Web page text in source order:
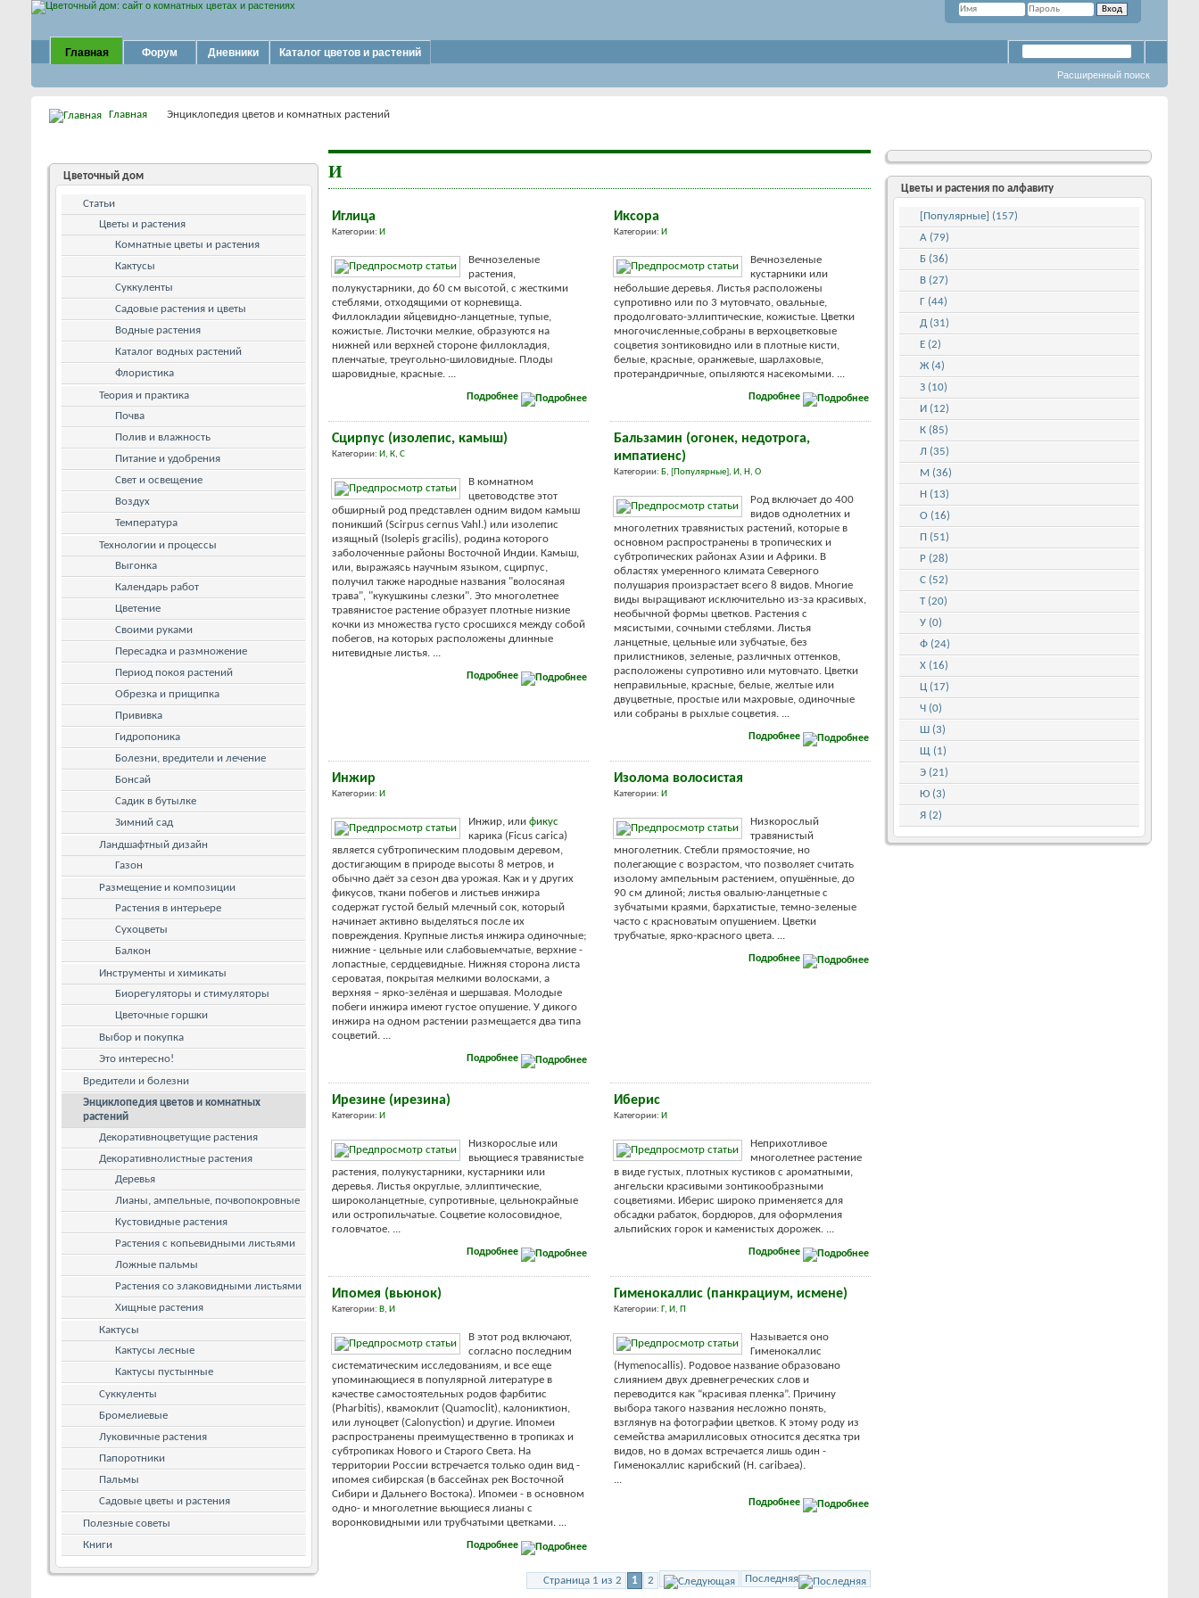
Главная Форум Дневники Каталог цветов и растений
Расширенный поиск
Главная Энциклопедия цветов и комнатных растений
И
Иглица
Категории: И
Вечнозеленые
растения,
полукустарники, до 60 см высотой, с жесткими
стеблями, отходящими от корневища.
Филлокладии яйцевидно-ланцетные, тупые,
кожистые. Листочки мелкие, образуются на
нижней или верхней стороне филлокладия,
пленчатые, треугольно-шиловидные. Плоды
шаровидные, красные. ...
Подробнее
Иксора
Категории: И
Вечнозеленые
кустарники или
небольшие деревья. Листья расположены
супротивно или по 3 мутовчато, овальные,
продолговато-эллиптические, кожистые. Цветки
многочисленные,собраны в верхоцветковые
соцветия зонтиковидно или в плотные кисти,
белые, красные, оранжевые, шарлаховые,
протерандричные, опыляются насекомыми. ...
Подробнее
Сцирпус (изолепис, камыш)
Категории: И, К, С
В комнатном
цветоводстве этот
обширный род представлен одним видом камыш
поникший (Scirpus сеrnus Vahl.) или изолепис
изящный (Isolepis gracilis), родина которого
заболоченные районы Восточной Индии. Камыш,
или, выражаясь научным языком, сцирпус,
получил также народные названия "волосяная
трава", "кукушкины слезки". Это многолетнее
травянистое растение образует плотные низкие
кочки из множества густо сросшихся между собой
побегов, на которых расположены длинные
нитевидные листья. ...
Подробнее
Бальзамин (огонек, недотрога,
импатиенс)
Категории: Б, [Популярные], И, Н, О
Род включает до 400
видов однолетних и
многолетних травянистых растений, которые в
основном распространены в тропических и
субтропических районах Азии и Африки. В
областях умеренного климата Северного
полушария произрастает всего 8 видов. Многие
виды выращивают исключительно из-за красивых,
необычной формы цветков. Растения с
мясистыми, сочными стеблями. Листья
ланцетные, цельные или зубчатые, без
прилистников, зеленые, различных оттенков,
расположены супротивно или мутовчато. Цветки
неправильные, красные, белые, желтые или
двуцветные, простые или махровые, одиночные
или собраны в рыхлые соцветия. ...
Подробнее
Инжир
Категории: И
Инжир, или фикус
карика (Ficus carica)
является субтропическим плодовым деревом,
достигающим в природе высоты 8 метров, и
обычно даёт за сезон два урожая. Как и у других
фикусов, ткани побегов и листьев инжира
содержат густой белый млечный сок, который
начинает активно выделяться после их
повреждения. Крупные листья инжира одиночные;
нижние - цельные или слабовыемчатые, верхние -
лопастные, сердцевидные. Нижняя сторона листа
сероватая, покрытая мелкими волосками, а
верхняя – ярко-зелёная и шершавая. Молодые
побеги инжира имеют густое опушение. У дикого
инжира на одном растении размещается два типа
соцветий. ...
Подробнее
Изолома волосистая
Категории: И
Низкорослый
травянистый
многолетник. Стебли прямостоячие, но
полегающие с возрастом, что позволяет считать
изолому ампельным растением, опушённые, до
90 см длиной; листья овалыю-ланцетные с
зубчатыми краями, бархатистые, темно-зеленые
часто с красноватым опушением. Цветки
трубчатые, ярко-красного цвета. ...
Подробнее
Ирезине (ирезина)
Категории: И
Низкорослые или
вьющиеся травянистые
растения, полукустарники, кустарники или
деревья. Листья округлые, эллиптические,
широколанцетные, супротивные, цельнокрайные
или остропильчатые. Соцветие колосовидное,
головчатое. ...
Подробнее
Иберис
Категории: И
Неприхотливое
многолетнее растение
в виде густых, плотных кустиков с ароматными,
ангельски красивыми зонтикообразными
соцветиями. Иберис широко применяется для
обсадки рабаток, бордюров, для оформления
альпийских горок и каменистых дорожек. ...
Подробнее
Ипомея (вьюнок)
Категории: В, И
В этот род включают,
согласно последним
систематическим исследованиям, и все еще
упоминающиеся в популярной литературе в
качестве самостоятельных родов фарбитис
(Pharbitis), квамоклит (Quamoclit), калониктион,
или луноцвет (Calonyction) и другие. Ипомеи
распространены преимущественно в тропиках и
субтропиках Нового и Старого Света. На
территории России встречается только один вид -
ипомея сибирская (в бассейнах рек Восточной
Сибири и Дальнего Востока). Ипомеи - в основном
одно- и многолетние вьющиеся лианы с
воронковидными или трубчатыми цветками. ...
Подробнее
Гименокаллис (панкрациум, исмене)
Категории: Г, И, П
Называется оно
Гименокаллис
(Hymenocallis). Родовое название образовано
слиянием двух древнегреческих слов и
переводится как “красивая пленка”. Причину
выбора такого названия несложно понять,
взглянув на фотографии цветков. К этому роду из
семейства амариллисовых относится десятка три
видов, но в домах встречается лишь один -
Гименокаллис карибский (H. caribaea).
Подробнее
Страница 1 из 2 1 2 Последняя
Цветы и растения по алфавиту
[Популярные] (157)
А (79)
Б (36)
В (27)
Г (44)
Д (31)
Е (2)
Ж (4)
З (10)
И (12)
К (85)
Л (35)
М (36)
Н (13)
О (16)
П (51)
Р (28)
С (52)
Т (20)
У (0)
Ф (24)
Х (16)
Ц (17)
Ч (0)
Ш (3)
Щ (1)
Э (21)
Ю (3)
Я (2)
Цветочный дом
Статьи
Цветы и растения
Комнатные цветы и растения
Кактусы
Суккуленты
Садовые растения и цветы
Водные растения
Каталог водных растений
Флористика
Теория и практика
Почва
Полив и влажность
Питание и удобрения
Свет и освещение
Воздух
Температура
Технологии и процессы
Выгонка
Календарь работ
Цветение
Своими руками
Пересадка и размножение
Период покоя растений
Обрезка и прищипка
Прививка
Гидропоника
Болезни, вредители и лечение
Бонсай
Садик в бутылке
Зимний сад
Ландшафтный дизайн
Газон
Размещение и композиции
Растения в интерьере
Сухоцветы
Балкон
Инструменты и химикаты
Биорегуляторы и стимуляторы
Цветочные горшки
Выбор и покупка
Это интересно!
Вредители и болезни
Энциклопедия цветов и комнатных
растений
Декоративноцветущие растения
Декоративнолистные растения
Деревья
Лианы, ампельные, почвопокровные
Кустовидные растения
Растения с копьевидными листьями
Ложные пальмы
Растения со злаковидными листьями
Хищные растения
Кактусы
Кактусы лесные
Кактусы пустынные
Суккуленты
Бромелиевые
Луковичные растения
Папоротники
Пальмы
Садовые цветы и растения
Полезные советы
Книги